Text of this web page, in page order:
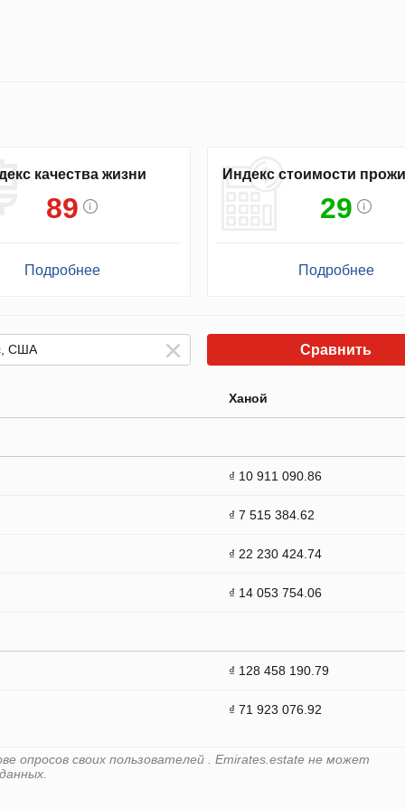
качества жизни
89
Подробнее
Индекс стоимости
29
Подробнее
Сравнить
Ханой
₫ 10 911 090.86
₫ 7 515 384.62
₫ 22 230 424.74
₫ 14 053 754.06
₫ 128 458 190.79
₫ 71 923 076.92
опросов своих пользователей . Emirates.estate не может